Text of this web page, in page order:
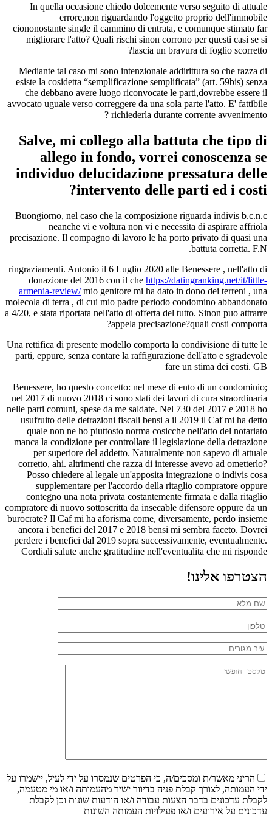
In quella occasione chiedo dolcemente verso seguito di attuale
errore,non riguardando l'oggetto proprio dell'immobile
ciononostante single il cammino di entrata, e comunque stimato far
migliorare l'atto? Quali rischi sinon corrono per questi casi se si
lascia un bravura di foglio scorretto?
Mediante tal caso mi sono intenzionale addirittura so che razza di
esiste la cosidetta “semplificazione semplificata” (art. 59bis) senza
che debbano avere luogo riconvocate le parti,dovrebbe essere il
avvocato uguale verso correggere da una sola parte l'atto. E' fattibile
richiederla durante corrente avvenimento ?
Salve, mi collego alla battuta che tipo di
allego in fondo, vorrei conoscenza se
individuo delucidazione pressatura delle
intervento delle parti ed i costi?
Buongiorno, nel caso che la composizione riguarda indivis b.c.n.c
neanche vi e voltura non vi e necessita di aspirare affriola
precisazione. Il compagno di lavoro le ha porto privato di quasi una
battuta corretta. F.N.
ringraziamenti. Antonio il 6 Luglio 2020 alle Benessere , nell'atto di
donazione del 2016 con il che https://datingranking.net/it/little-
armenia-review/mio genitore mi ha dato in dono dei terreni , una
molecola di terra , di cui mio padre periodo condomino abbandonato
a 4/20, e stata riportata nell'atto di offerta del tutto. Sinon puo attrarre
appela precisazione?quali costi comporta?
Una rettifica di presente modello comporta la condivisione di tutte le
parti, eppure, senza contare la raffigurazione dell'atto e sgradevole
fare un stima dei costi. GB
Benessere, ho questo concetto: nel mese di ento di un condominio;
nel 2017 di nuovo 2018 ci sono stati dei lavori di cura straordinaria
nelle parti comuni, spese da me saldate. Nel 730 del 2017 e 2018 ho
usufruito delle detrazioni fiscali bensi a il 2019 il Caf mi ha detto
quale non ne ho piuttosto norma cosicche nell'atto del notariato
manca la condizione per controllare il legislazione della detrazione
per superiore del addetto. Naturalmente non sapevo di attuale
corretto, ahi. altrimenti che razza di interesse avevo ad ometterlo?
Posso chiedere al legale un'apposita integrazione o indivis cosa
supplementare per l'accordo della ritaglio compratore oppure
contegno una nota privata costantemente firmata e dalla ritaglio
compratore di nuovo sottoscritta da insecable difensore oppure da un
burocrate? Il Caf mi ha aforisma come, diversamente, perdo insieme
ancora i benefici del 2017 e 2018 bensi mi sembra faceto. Dovrei
perdere i benefici dal 2019 sopra successivamente, eventualmente.
Cordiali salute anche gratitudine nell'eventualita che mi risponde
הצטרפו אלינו!
הריני מאשר/ת ומסכים/ה, כי הפרטים שנמסרו על ידי לעיל, יישמרו על
ידי העמותה, לצורך קבלת פניה בדיוור ישיר מהעמותה ו/או מי מטעמה,
לקבלת עדכונים בדבר הצעות עבודה ו/או הודעות שונות וכן לקבלת
עדכונים על אירועים ו/או פעילויות העמותה השונות